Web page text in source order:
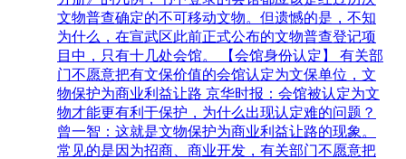
文物普查确定的不可移动文物。但遗憾的是，不知
为什么，在宣武区此前正式公布的文物普查登记项
目中，只有十几处会馆。 【会馆身份认定】 有关部
门不愿意把有文保价值的会馆认定为文保单位，文
物保护为商业利益让路 京华时报：会馆被认定为文
物才能更有利于保护，为什么出现认定难的问题？
曾一智：这就是文物保护为商业利益让路的现象。
常见的是因为招商、商业开发，有关部门不愿意把